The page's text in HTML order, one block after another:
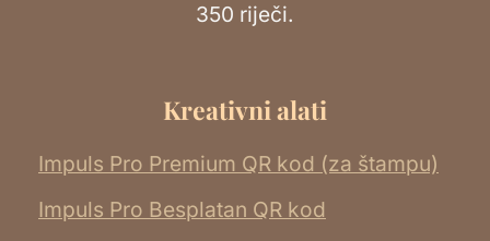
350 riječi.
Kreativni alati
Impuls Pro Premium QR kod (za štampu)
Impuls Pro Besplatan QR kod